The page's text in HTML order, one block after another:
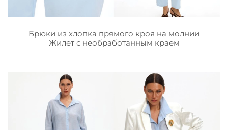
Брюки из хлопка прямого кроя на молнии
Жилет с необработанным краем